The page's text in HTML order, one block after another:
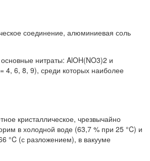
соединение, алюминиевая соль
нитраты: AlOH(NO3)2 и
4, 6, 8, 9), среди которых наиболее
кристаллическое, чрезвычайно
в холодной воде (63,7 % при 25 °C) и
°C (с разложением), в вакууме